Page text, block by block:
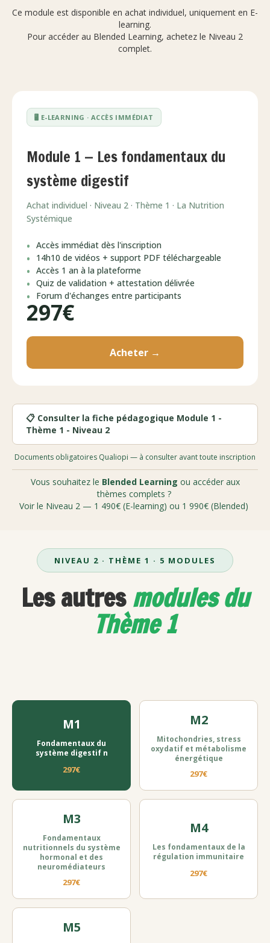
Ce module est disponible en achat individuel, uniquement en E-
learning.
Pour accéder au Blended Learning, achetez le Niveau 2
complet.
🖥️ E-LEARNING · ACCÈS IMMÉDIAT
Module 1 — Les fondamentaux du
système digestif
Achat individuel · Niveau 2 · Thème 1 · La Nutrition
Systémique
Accès immédiat dès l'inscription
14h10 de vidéos + support PDF téléchargeable
Accès 1 an à la plateforme
Quiz de validation + attestation délivrée
Forum d'échanges entre participants
297€
Acheter →
📋 Consulter la fiche pédagogique Module 1 -
Thème 1 - Niveau 2
Documents obligatoires Qualiopi — à consulter avant toute inscription
Vous souhaitez le Blended Learning ou accéder aux
thèmes complets ?
Voir le Niveau 2 — 1 490€ (E-learning) ou 1 990€ (Blended)
NIVEAU 2 · THÈME 1 · 5 MODULES
Les autresmodules du
Thème 1
M1
Fondamentaux du
système digestif n
297€
M2
Mitochondries, stress
oxydatif et métabolisme
énergétique
297€
M3
Fondamentaux
nutritionnels du système
hormonal et des
neuromédiateurs
297€
M4
Les fondamentaux de la
régulation immunitaire
297€
M5